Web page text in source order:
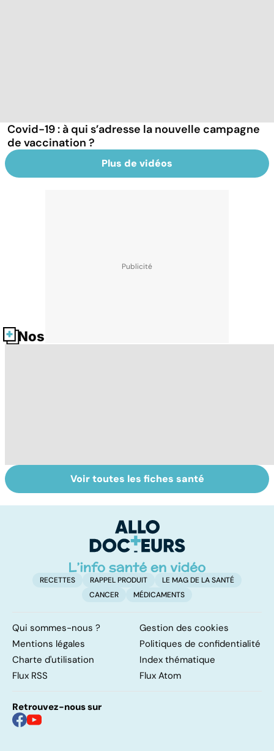
Covid-19 : à qui s’adresse la nouvelle campagne
de vaccination ?
Plus de vidéos
Nos fiches santé
Tout savoir sur
les infections
Inflammation des
amygdales : que
d'angine ?
Voir toutes les fiches santé
RECETTES RAPPEL PRODUIT
LE MAG DE LA SANTÉ
CANCER
MÉDICAMENTS
Qui sommes-nous ?
Gestion des cookies
Mentions légales
Politiques de confidentialité
Charte d'utilisation
Index thématique
Flux RSS
Flux Atom
Retrouvez-nous sur